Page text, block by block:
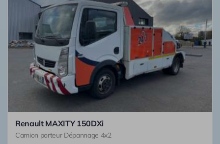
Renault MAXITY 150DXi
Camion porteur Dépannage 4x2